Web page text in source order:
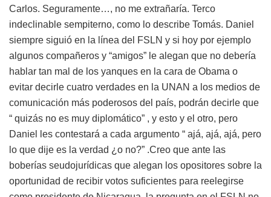
Carlos. Seguramente…, no me extrañaría. Terco
indeclinable sempiterno, como lo describe Tomás. Daniel
siempre siguió en la línea del FSLN y si hoy por ejemplo
algunos compañeros y “amigos” le alegan que no debería
hablar tan mal de los yanques en la cara de Obama o
evitar decirle cuatro verdades en la UNAN a los medios de
comunicación más poderosos del país, podrán decirle que
“ quizás no es muy diplomático” , y esto y el otro, pero
Daniel les contestará a cada argumento “ ajá, ajá, ajá, pero
lo que dije es la verdad ¿o no?” .Creo que ante las
boberías seudojurídicas que alegan los opositores sobre la
oportunidad de recibir votos suficientes para reelegirse